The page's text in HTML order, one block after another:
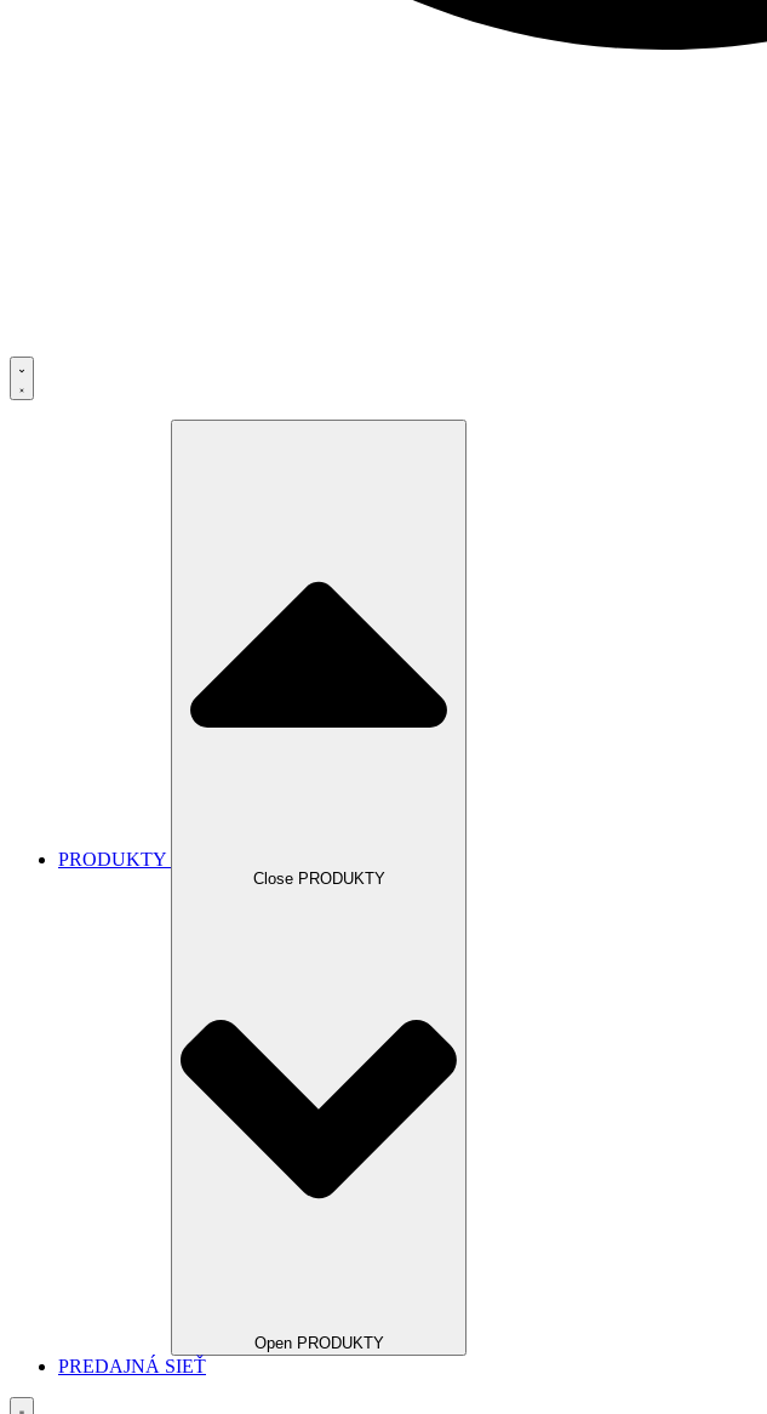
PRODUKTY
Close PRODUKTY
Open PRODUKTY
PREDAJNÁ SIEŤ